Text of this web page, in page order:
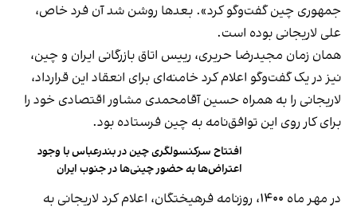
جمهوری چین گفت‌وگو کرد». بعدها روشن شد آن فرد خاص،
علی لاریجانی بوده است.
همان زمان مجیدرضا حریری، رییس اتاق بازرگانی ایران و چین،
نیز در یک گفت‌وگو اعلام کرد خامنه‌ای برای انعقاد این قرارداد،
لاریجانی را به همراه حسین آقامحمدی مشاور اقتصادی‌ خود را
برای کار روی این توافق‌نامه به چین فرستاده بود.
افتتاح سرکنسولگری چین در بندرعباس با وجود
اعتراض‌ها به حضور چینی‌ها در جنوب ایران
در مهر ماه ۱۴۰۰، روزنامه فرهیختگان، اعلام کرد لاریجانی به